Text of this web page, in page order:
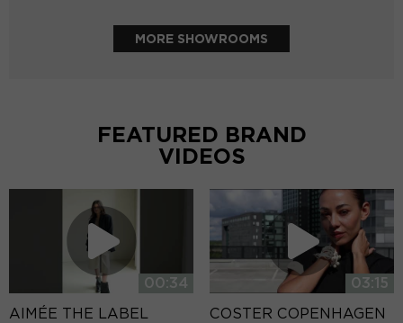
MORE SHOWROOMS
FEATURED BRAND
VIDEOS
00:34
AIMÉE THE LABEL
03:15
COSTER COPENHAGEN